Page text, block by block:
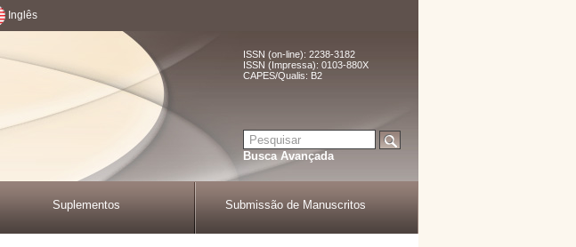
Inglês
ISSN (on-line): 2238-3182
ISSN (Impressa): 0103-880X
CAPES/Qualis: B2
Busca Avançada
Suplementos Submissão de Manuscritos